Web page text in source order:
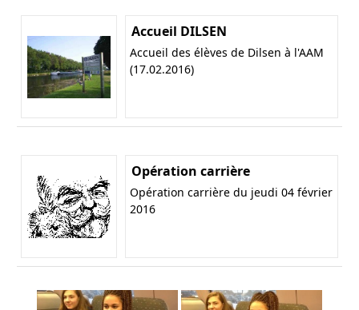
Accueil DILSEN
Accueil des élèves de Dilsen à l'AAM
(17.02.2016)
Opération carrière
Opération carrière du jeudi 04 février
2016